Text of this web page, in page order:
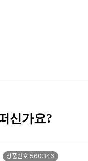
신가요?
상품번호 560346